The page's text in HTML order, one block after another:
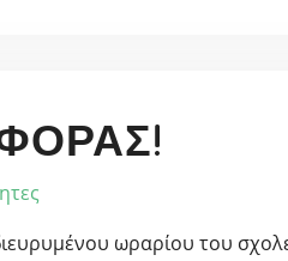
ωραρίου του